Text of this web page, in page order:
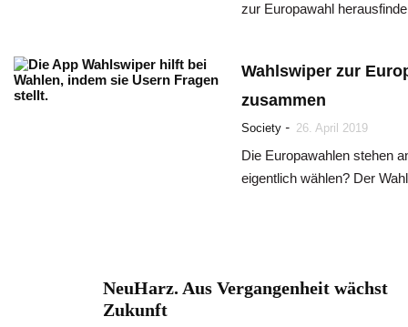
zur Europawahl
Wahlswiper zur
zusammen
Society - 26. April 2019
Die Europawahlen stehen
eigentlich wählen? Der
NeuHarz. Aus Vergangenheit wächst
Zukunft